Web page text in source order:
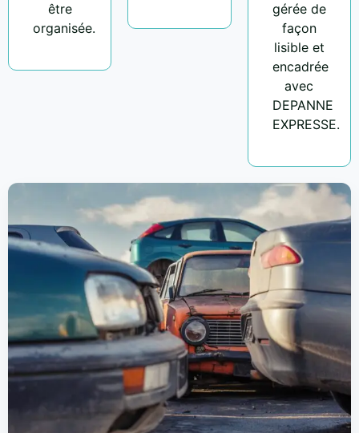
être
organisée.
gérée de
façon
lisible et
encadrée
avec
DEPANNE
EXPRESSE.